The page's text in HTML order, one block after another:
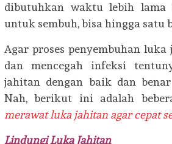
dibutuhkan waktu lebih
untuk sembuh, bisa hingga satu
Agar proses penyembuhan
dan mencegah infeksi
jahitan dengan baik dan
Nah, berikut ini adalah
merawat luka jahitan agar cepat
Lindungi Luka Jahitan